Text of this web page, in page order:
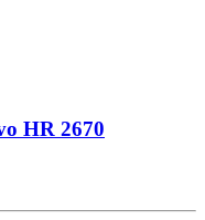
HR 2670